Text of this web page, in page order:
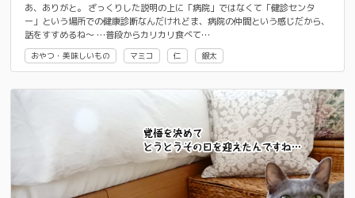
あ、ありがと。 ざっくりした説明の上に「病院」ではなくて「健診センタ
ー」という場所での健康診断なんだけれどま、病院の仲間という感じだから、
話をすすめるね～ …普段からカリカリ食べて…
おやつ・美味しいもの マミコ 仁 銀太